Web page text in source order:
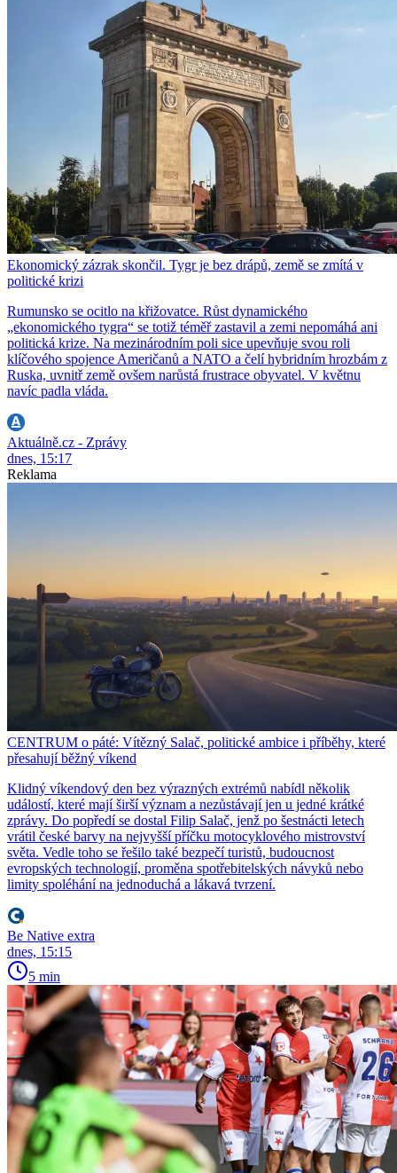
Ekonomický zázrak skončil. Tygr je bez drápů, země se zmítá v
politické krizi
Rumunsko se ocitlo na křižovatce. Růst dynamického
„ekonomického tygra“ se totiž téměř zastavil a zemi nepomáhá ani
politická krize. Na mezinárodním poli sice upevňuje svou roli
klíčového spojence Američanů a NATO a čelí hybridním hrozbám z
Ruska, uvnitř země ovšem narůstá frustrace obyvatel. V květnu
navíc padla vláda.
Aktuálně.cz - Zprávy
dnes, 15:17
Reklama
CENTRUM o páté: Vítězný Salač, politické ambice i příběhy, které
přesahují běžný víkend
Klidný víkendový den bez výrazných extrémů nabídl několik
událostí, které mají širší význam a nezůstávají jen u jedné krátké
zprávy. Do popředí se dostal Filip Salač, jenž po šestnácti letech
vrátil české barvy na nejvyšší příčku motocyklového mistrovství
světa. Vedle toho se řešilo také bezpečí turistů, budoucnost
evropských technologií, proměna spotřebitelských návyků nebo
limity spoléhání na jednoduchá a lákavá tvrzení.
Be Native extra
dnes, 15:15
5 min